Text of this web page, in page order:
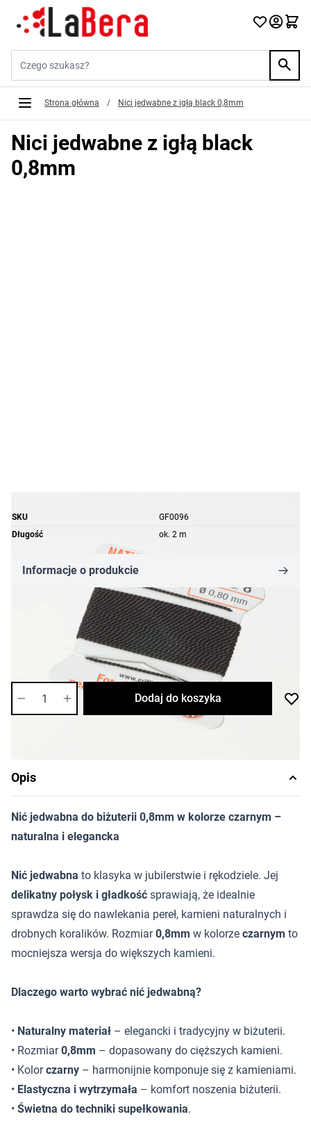
Przejdź do treści
Strona główna / Nici jedwabne z igłą black 0,8mm
Nici jedwabne z igłą black
0,8mm
SKU
GF0096
Długość
ok. 2 m
Informacje o produkcie
Dostępność:
Dodaj do koszyka
Opis
Nić jedwabna do biżuterii 0,8mm w kolorze czarnym –
naturalna i elegancka
Nić jedwabna to klasyka w jubilerstwie i rękodziele. Jej
delikatny połysk i gładkość sprawiają, że idealnie
sprawdza się do nawlekania pereł, kamieni naturalnych i
drobnych koralików. Rozmiar0,8mm w kolorze czarnym to
mocniejsza wersja do większych kamieni.
Dlaczego warto wybrać nić jedwabną?
• Naturalny materiał – elegancki i tradycyjny w biżuterii.
• Rozmiar0,8mm – dopasowany do cięższych kamieni.
• Kolorczarny – harmonijnie komponuje się z kamieniami.
• Elastyczna i wytrzymała – komfort noszenia biżuterii.
• Świetna do techniki supełkowania.